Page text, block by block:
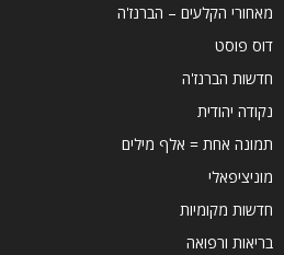
מאחורי הקלעים – הברנז'ה
דוס פוסט
חדשות הברנז'ה
נקודה יהודית
תמונה אחת = אלף מילים
מוניציפאלי
חדשות מקומיות
בריאות ורפואה